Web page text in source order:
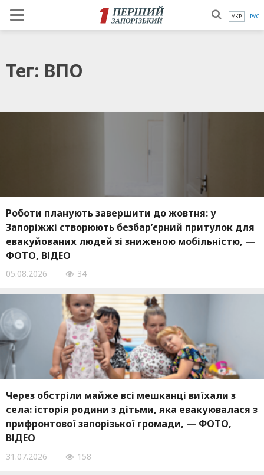
УКР РУС
Тег: ВПО
Роботи планують завершити до жовтня: у
Запоріжжі створюють безбар’єрний притулок для
евакуйованих людей зі зниженою мобільністю, —
ФОТО, ВІДЕО
05.08.2026 34
Через обстріли майже всі мешканці виїхали з
села: історія родини з дітьми, яка евакуювалася з
прифронтової запорізької громади, — ФОТО,
ВІДЕО
31.07.2026 158